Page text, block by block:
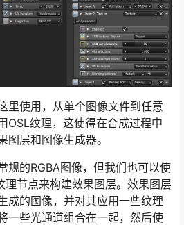
里使用，从单个图像文件到任意
OSL纹理，这使得在合成过程中
图层和图像生成器。
规的RGBA图像，但我们也可以使
理节点来构建效果图层。效果图层
成的图像，并对其应用一些纹理
一些光通道组合在一起，然后使